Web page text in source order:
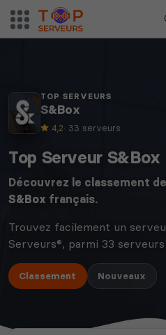
TOP SERVEURS
S&Box
4,2· 33 serveurs
Top Serveur S&Box
Découvrez le classement
S&Box français.
Trouvez facilement un
Serveurs®, parmi 33
Classement Nouveaux